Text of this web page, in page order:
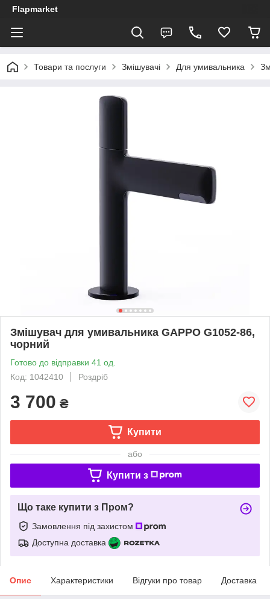
Flapmarket
Товари та послуги Змішувачі Для умивальника
Змішувач для умивальника GAPPO G1052-86,
чорний
Готово до відправки 41 од.
Код: 1042410
Роздріб
3 700 ₴
Купити
або
Купити з
Що таке купити з Пром?
Замовлення під захистом
Доступна доставка
Опис Характеристики Відгуки про товар Доставка